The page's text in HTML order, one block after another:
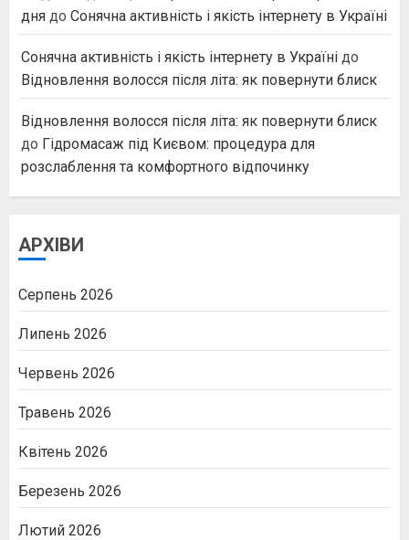
дня до Сонячна активність і якість інтернету в Україні
Сонячна активність і якість інтернету в Україні до
Відновлення волосся після літа: як повернути блиск
Відновлення волосся після літа: як повернути блиск
до Гідромасаж під Києвом: процедура для
розслаблення та комфортного відпочинку
АРХІВИ
Серпень 2026
Липень 2026
Червень 2026
Травень 2026
Квітень 2026
Березень 2026
Лютий 2026